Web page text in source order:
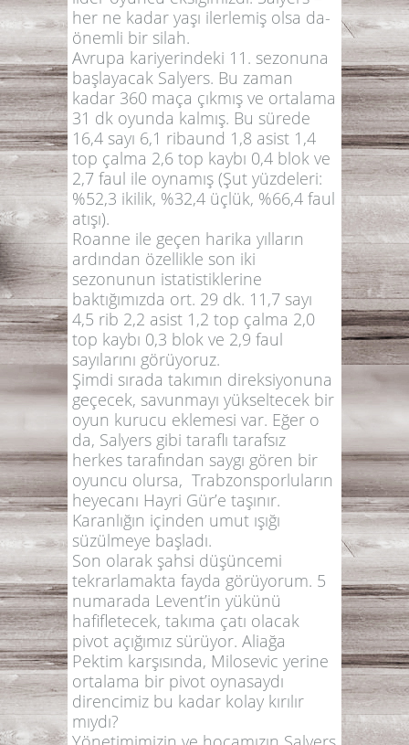
her ne kadar yaşı ilerlemiş olsa da-
önemli bir silah.
Avrupa kariyerindeki 11. sezonuna
başlayacak Salyers. Bu zaman
kadar 360 maça çıkmış ve ortalama
31 dk oyunda kalmış. Bu sürede
16,4 sayı 6,1 ribaund 1,8 asist 1,4
top çalma 2,6 top kaybı 0,4 blok ve
2,7 faul ile oynamış (Şut yüzdeleri:
%52,3 ikilik, %32,4 üçlük, %66,4 faul
atışı).
Roanne ile geçen harika yılların
ardından özellikle son iki
sezonunun istatistiklerine
baktığımızda ort. 29 dk. 11,7 sayı
4,5 rib 2,2 asist 1,2 top çalma 2,0
top kaybı 0,3 blok ve 2,9 faul
sayılarını görüyoruz.
Şimdi sırada takımın direksiyonuna
geçecek, savunmayı yükseltecek bir
oyun kurucu eklemesi var. Eğer o
da, Salyers gibi taraflı tarafsız
herkes tarafından saygı gören bir
oyuncu olursa, Trabzonsporluların
heyecanı Hayri Gür’e taşınır.
Karanlığın içinden umut ışığı
süzülmeye başladı.
Son olarak şahsi düşüncemi
tekrarlamakta fayda görüyorum. 5
numarada Levent’in yükünü
hafifletecek, takıma çatı olacak
pivot açığımız sürüyor. Aliağa
Pektim karşısında, Milosevic yerine
ortalama bir pivot oynasaydı
direncimiz bu kadar kolay kırılır
mıydı?